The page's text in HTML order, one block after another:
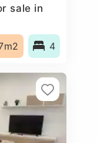
sale in
4